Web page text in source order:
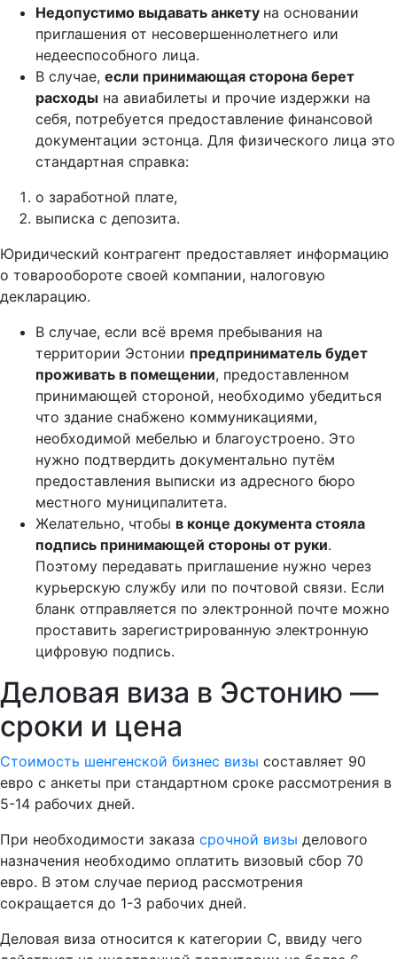
Недопустимо выдавать анкету на основании
приглашения от несовершеннолетнего или
недееспособного лица.
В случае, если принимающая сторона берет
расходы на авиабилеты и прочие издержки на
себя, потребуется предоставление финансовой
документации эстонца. Для физического лица это
стандартная справка:
о заработной плате,
выписка с депозита.
Юридический контрагент предоставляет информацию
о товарообороте своей компании, налоговую
декларацию.
В случае, если всё время пребывания на
территории Эстонии предприниматель будет
проживать в помещении, предоставленном
принимающей стороной, необходимо убедиться
что здание снабжено коммуникациями,
необходимой мебелью и благоустроено. Это
нужно подтвердить документально путём
предоставления выписки из адресного бюро
местного муниципалитета.
Желательно, чтобы в конце документа стояла
подпись принимающей стороны от руки.
Поэтому передавать приглашение нужно через
курьерскую службу или по почтовой связи. Если
бланк отправляется по электронной почте можно
проставить зарегистрированную электронную
цифровую подпись.
Деловая виза в Эстонию —
сроки и цена
Стоимость шенгенской бизнес визы составляет 90
евро с анкеты при стандартном сроке рассмотрения в
5-14 рабочих дней.
При необходимости заказа срочной визы делового
назначения необходимо оплатить визовый сбор 70
евро. В этом случае период рассмотрения
сокращается до 1-3 рабочих дней.
Деловая виза относится к категории C, ввиду чего